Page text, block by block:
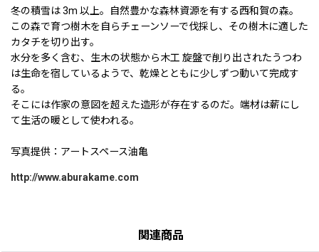
冬の積雪は 3m 以上。自然豊かな森林資源を有する西和賀の森。
この森で育つ樹木を自らチェーンソーで伐採し、その樹木に適した
カタチを切り出す。
水分を多く含む、生木の状態から木工 旋盤で削り出されたうつわ
は生命を宿しているようで、乾燥とともに少しずつ動いて完成す
る。
そこには作家の意図を超えた造形が存在するのだ。端材は薪にし
て生活の暖として使われる。
写真提供：アートスペース油亀
http://www.aburakame.com
関連商品